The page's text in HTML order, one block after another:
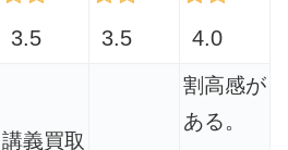
3.5
3.5 4.0
講義買取
割高感が
ある。